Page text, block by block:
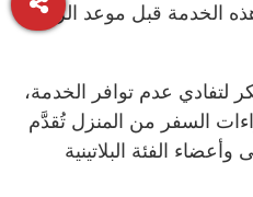
الخدمة قبل موعد الرحلة
لتفادي عدم توافر الخدمة،
السفر من المنزل تُقدَّم
الفئة البلاتينية